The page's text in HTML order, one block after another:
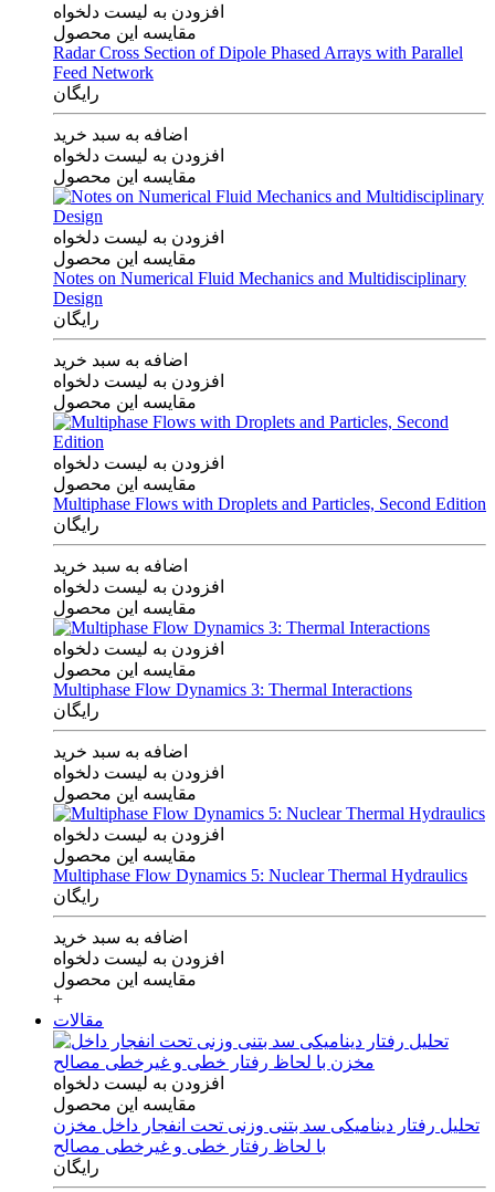
افزودن به لیست دلخواه
مقایسه این محصول
Radar Cross Section of Dipole Phased Arrays with Parallel
Feed Network
رایگان
اضافه به سبد خرید
افزودن به لیست دلخواه
مقایسه این محصول
افزودن به لیست دلخواه
مقایسه این محصول
Notes on Numerical Fluid Mechanics and Multidisciplinary
Design
رایگان
اضافه به سبد خرید
افزودن به لیست دلخواه
مقایسه این محصول
افزودن به لیست دلخواه
مقایسه این محصول
Multiphase Flows with Droplets and Particles, Second Edition
رایگان
اضافه به سبد خرید
افزودن به لیست دلخواه
مقایسه این محصول
افزودن به لیست دلخواه
مقایسه این محصول
Multiphase Flow Dynamics 3: Thermal Interactions
رایگان
اضافه به سبد خرید
افزودن به لیست دلخواه
مقایسه این محصول
افزودن به لیست دلخواه
مقایسه این محصول
Multiphase Flow Dynamics 5: Nuclear Thermal Hydraulics
رایگان
اضافه به سبد خرید
افزودن به لیست دلخواه
مقایسه این محصول
+
مقالات
افزودن به لیست دلخواه
مقایسه این محصول
تحلیل رفتار دینامیکی سد بتنی وزنی تحت انفجار داخل مخزن
با لحاظ رفتار خطی و غیرخطی مصالح
رایگان